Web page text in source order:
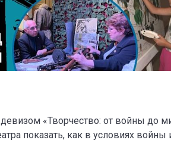
«Творчество: от войны до
показать, как в условиях